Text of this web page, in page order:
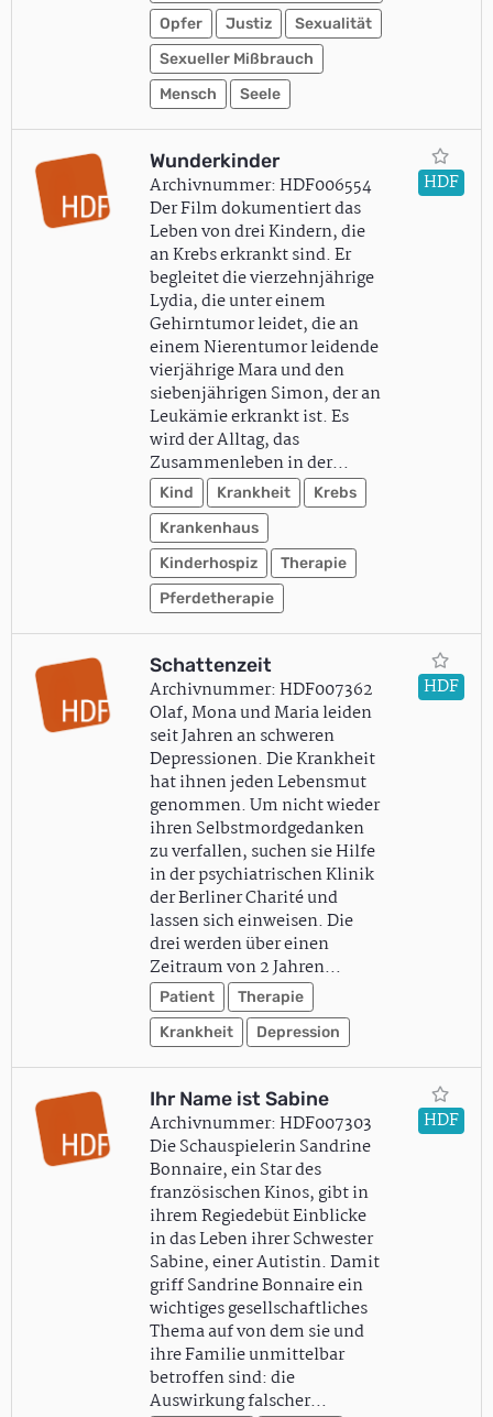
Opfer
Justiz
Sexualität
Sexueller Mißbrauch
Mensch
Seele
Wunderkinder
Archivnummer: HDF006554
Der Film dokumentiert das
Leben von drei Kindern, die
an Krebs erkrankt sind. Er
begleitet die vierzehnjährige
Lydia, die unter einem
Gehirntumor leidet, die an
einem Nierentumor leidende
vierjährige Mara und den
siebenjährigen Simon, der an
Leukämie erkrankt ist. Es
wird der Alltag, das
Zusammenleben in der…
Kind Krankheit
Krebs
Krankenhaus
Kinderhospiz
Therapie
Pferdetherapie
HDF
Schattenzeit
Archivnummer: HDF007362
Olaf, Mona und Maria leiden
seit Jahren an schweren
Depressionen. Die Krankheit
hat ihnen jeden Lebensmut
genommen. Um nicht wieder
ihren Selbstmordgedanken
zu verfallen, suchen sie Hilfe
in der psychiatrischen Klinik
der Berliner Charité und
lassen sich einweisen. Die
drei werden über einen
Zeitraum von 2 Jahren…
Patient
Therapie
Krankheit
Depression
HDF
Ihr Name ist Sabine
Archivnummer: HDF007303
Die Schauspielerin Sandrine
Bonnaire, ein Star des
französischen Kinos, gibt in
ihrem Regiedebüt Einblicke
in das Leben ihrer Schwester
Sabine, einer Autistin. Damit
griff Sandrine Bonnaire ein
wichtiges gesellschaftliches
Thema auf von dem sie und
ihre Familie unmittelbar
betroffen sind: die
Auswirkung falscher…
HDF